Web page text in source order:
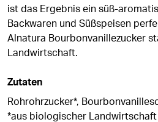
ist das Ergebnis ein süß-
Backwaren und Süßspeisen
Alnatura Bourbonvanillezucker
Landwirtschaft.
Zutaten
Rohrohrzucker*,
*aus biologischer Landwirtschaft